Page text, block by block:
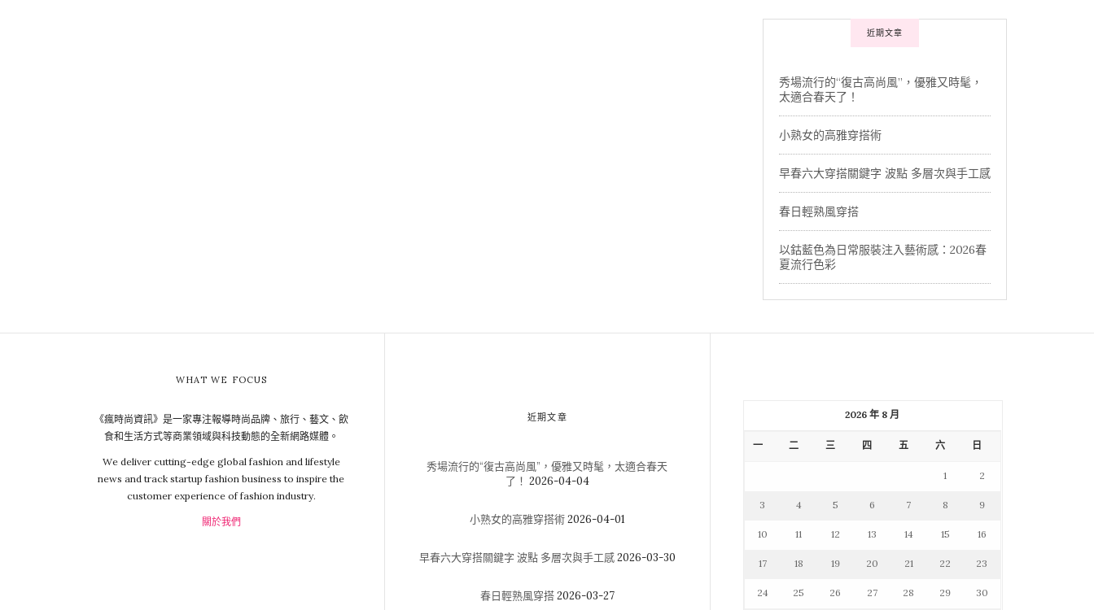
近期文章
秀場流行的“復古高尚風”，優雅又時髦，
太適合春天了！
小熟女的高雅穿搭術
早春六大穿搭關鍵字 波點 多層次與手工感
春日輕熟風穿搭
以鈷藍色為日常服裝注入藝術感：2026春
夏流行色彩
WHAT WE FOCUS
《瘋時尚資訊》是一家專注報導時尚品牌、旅行、藝文、飲
食和生活方式等商業領域與科技動態的全新網路媒體。
We deliver cutting-edge global fashion and lifestyle
news and track startup fashion business to inspire the
customer experience of fashion industry.
關於我們
近期文章
秀場流行的“復古高尚風”，優雅又時髦，太適合春天
了！ 2026-04-04
小熟女的高雅穿搭術2026-04-01
早春六大穿搭關鍵字 波點 多層次與手工感2026-03-30
春日輕熟風穿搭2026-03-27
2026 年 8 月
一 二 三 四 五 六 日
1 2
3 4 5 6 7 8 9
10 11 12 13 14 15 16
17 18 19 20 21 22 23
24 25 26 27 28 29 30